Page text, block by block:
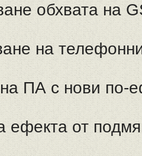
обхвата на
на
ПА с нови по-
ефекта от